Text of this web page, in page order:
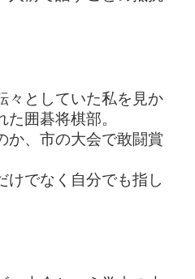
々としていた私を見か
囲碁将棋部。
か、市の大会で敢闘賞
けでなく自分でも指し